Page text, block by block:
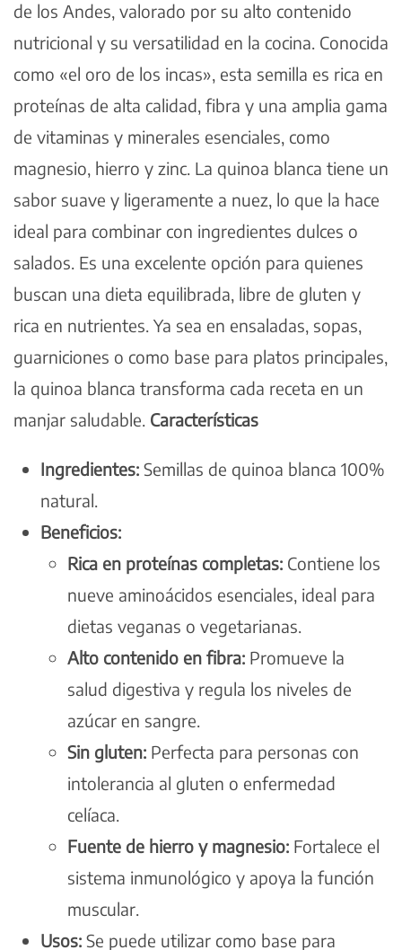
de los Andes, valorado por su alto contenido
nutricional y su versatilidad en la cocina. Conocida
como «el oro de los incas», esta semilla es rica en
proteínas de alta calidad, fibra y una amplia gama
de vitaminas y minerales esenciales, como
magnesio, hierro y zinc. La quinoa blanca tiene un
sabor suave y ligeramente a nuez, lo que la hace
ideal para combinar con ingredientes dulces o
salados. Es una excelente opción para quienes
buscan una dieta equilibrada, libre de gluten y
rica en nutrientes. Ya sea en ensaladas, sopas,
guarniciones o como base para platos principales,
la quinoa blanca transforma cada receta en un
manjar saludable. Características
Ingredientes: Semillas de quinoa blanca 100%
natural.
Beneficios:
Rica en proteínas completas: Contiene los
nueve aminoácidos esenciales, ideal para
dietas veganas o vegetarianas.
Alto contenido en fibra: Promueve la
salud digestiva y regula los niveles de
azúcar en sangre.
Sin gluten: Perfecta para personas con
intolerancia al gluten o enfermedad
celíaca.
Fuente de hierro y magnesio: Fortalece el
sistema inmunológico y apoya la función
muscular.
Usos: Se puede utilizar como base para